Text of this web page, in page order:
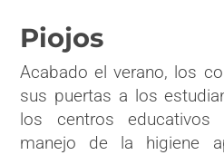
Piojos
Acabado el verano, los
sus puertas a los
los centros
manejo de la higiene